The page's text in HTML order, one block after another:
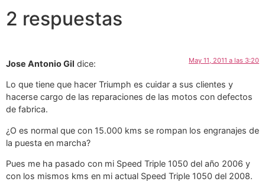
2 respuestas
Jose Antonio Gil dice: May 11, 2011 a las 3:20
Lo que tiene que hacer Triumph es cuidar a sus clientes y
hacerse cargo de las reparaciones de las motos con defectos
de fabrica.
¿O es normal que con 15.000 kms se rompan los engranajes de
la puesta en marcha?
Pues me ha pasado con mi Speed Triple 1050 del año 2006 y
con los mismos kms en mi actual Speed Triple 1050 del 2008.